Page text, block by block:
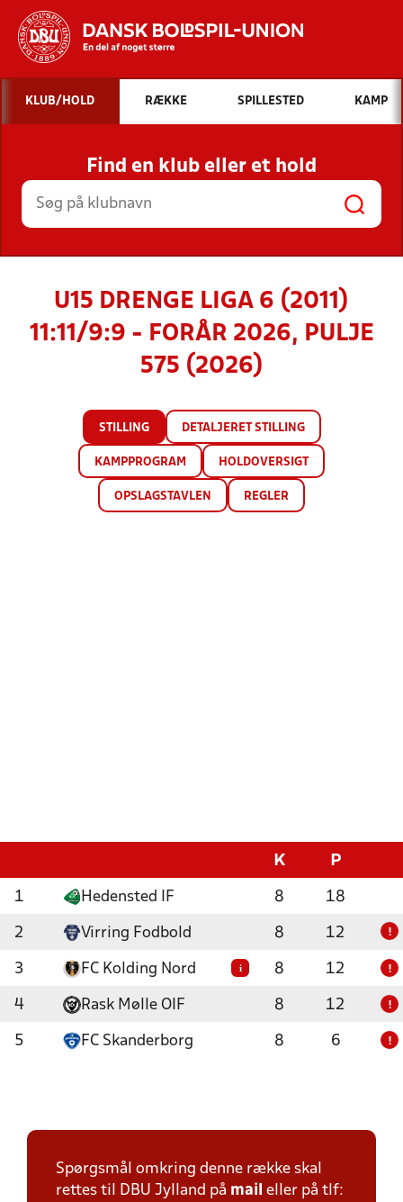
Hvad vil du søge efter?
INDHOLD OG NYHEDER
STILLINGER, RESULTATER, KLUBBER OG
HOLD
KLUB/HOLD RÆKKE SPILLESTED KAMP
Find en klub eller et hold
U15 DRENGE LIGA 6 (2011)
11:11/9:9 - FORÅR 2026, PULJE
575 (2026)
STILLING DETALJERET STILLING
KAMPPROGRAM HOLDOVERSIGT
OPSLAGSTAVLEN REGLER
K P
1 Hedensted IF 8 18
2 Virring Fodbold 8 12 !
3 FC Kolding Nord i 8 12 !
4 Rask Mølle OIF 8 12 !
5 FC Skanderborg 8 6 !
Spørgsmål omkring denne række skal
rettes til DBU Jylland på mail eller på tlf: